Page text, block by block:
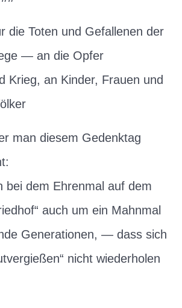
die Toten und Gefallenen der
— an die Opfer
Krieg, an Kinder, Frauen und
man diesem Gedenktag
bei dem Ehrenmal auf dem
auch um ein Mahnmal
Generationen, — dass sich
nicht wiederholen